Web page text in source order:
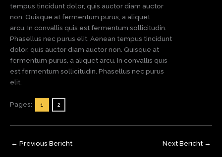
tempus tincidunt dolor, quis auctor diam auctor
non. Quisque at fermentum purus, a aliquet
arcu. In convallis quis est fermentum sollicitudin.
Phasellus nec purus elit. Aenean tempus tincidunt
dolor, quis auctor diam auctor non. Quisque at
fermentum purus, a aliquet arcu. In convallis quis
est fermentum sollicitudin. Phasellus nec purus
elit.
Pages: 1 2
← Previous Bericht Next Bericht →